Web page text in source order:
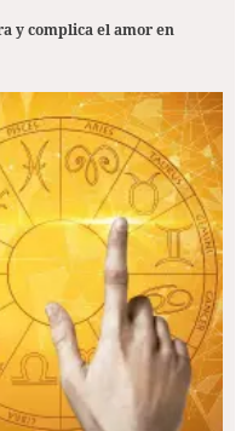
y complica el amor en